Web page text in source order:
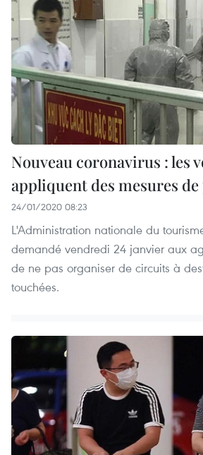
Nouveau coronavirus : les
appliquent des mesures
24/01/2020 08:23
L'Administration nationale du
demandé vendredi 24 janvier aux
de ne pas organiser de circuits à
touchées.